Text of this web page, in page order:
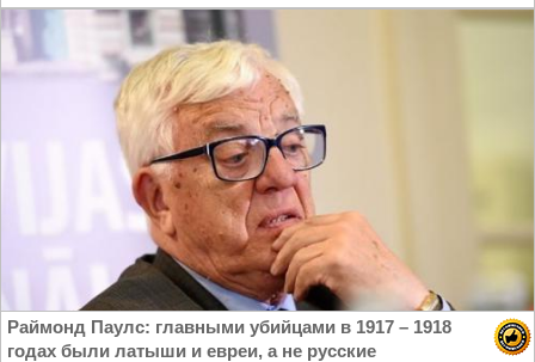
Раймонд Паулс: главными убийцами в 1917 – 1918
годах были латыши и евреи, а не русские